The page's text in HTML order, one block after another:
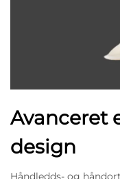
Avanceret
design
Håndledds- og